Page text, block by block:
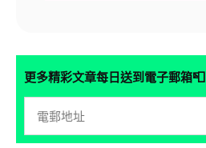
更多精彩文章每日送到電子郵箱📮